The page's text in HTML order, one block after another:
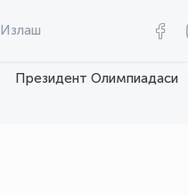
Излаш
Президент Олимпиадаси